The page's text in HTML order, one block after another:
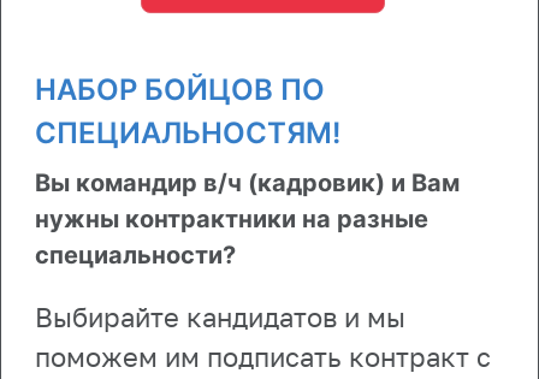
НАБОР БОЙЦОВ ПО
СПЕЦИАЛЬНОСТЯМ!
Вы командир в/ч (кадровик) и Вам
нужны контрактники на разные
специальности?
Выбирайте кандидатов и мы
поможем им подписать контракт с